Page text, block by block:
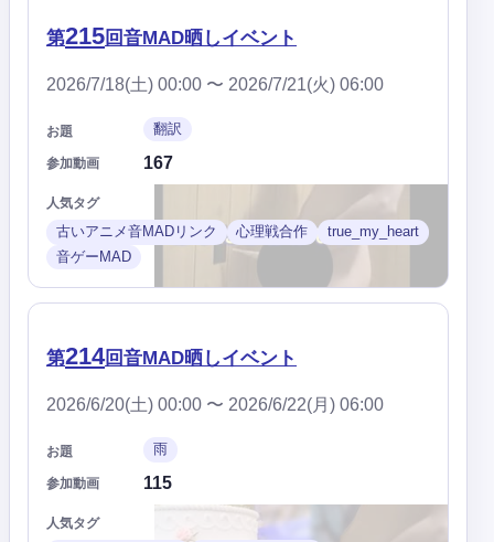
第215回音MAD晒しイベント
2026/7/18(土) 00:00 〜 2026/7/21(火) 06:00
お題 翻訳
参加動画 167
人気タグ
古いアニメ音MADリンク 心理戦合作
true_my_heart
音ゲーMAD
第214回音MAD晒しイベント
2026/6/20(土) 00:00 〜 2026/6/22(月) 06:00
お題 雨
参加動画 115
人気タグ